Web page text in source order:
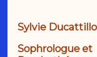
Sylvie
Sophrologue et